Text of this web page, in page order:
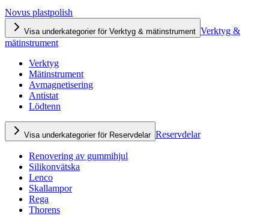
Novus plastpolish
Visa underkategorier för Verktyg & mätinstrument Verktyg &
mätinstrument
Verktyg
Mätinstrument
Avmagnetisering
Antistat
Lödtenn
Visa underkategorier för Reservdelar Reservdelar
Renovering av gummihjul
Silikonvätska
Lenco
Skallampor
Rega
Thorens